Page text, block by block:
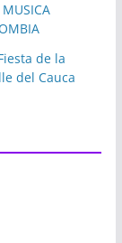
MUSICA
de la
del Cauca